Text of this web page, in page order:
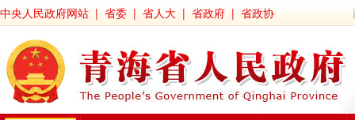
中央人民政府网站 | 省委 | 省人大 | 省政府 | 省政协